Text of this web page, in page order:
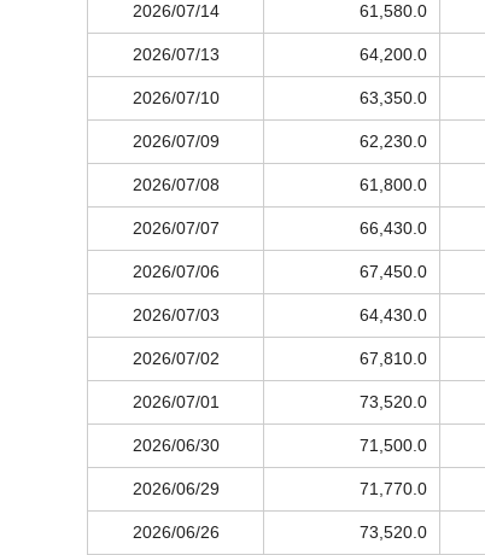
2026/07/14 61,580.0
2026/07/13 64,200.0
2026/07/10 63,350.0
2026/07/09 62,230.0
2026/07/08 61,800.0
2026/07/07 66,430.0
2026/07/06 67,450.0
2026/07/03 64,430.0
2026/07/02 67,810.0
2026/07/01 73,520.0
2026/06/30 71,500.0
2026/06/29 71,770.0
2026/06/26 73,520.0